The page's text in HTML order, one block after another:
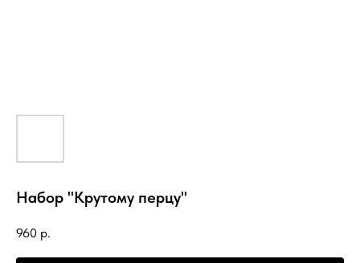
Набор "Крутому перцу"
960 р.